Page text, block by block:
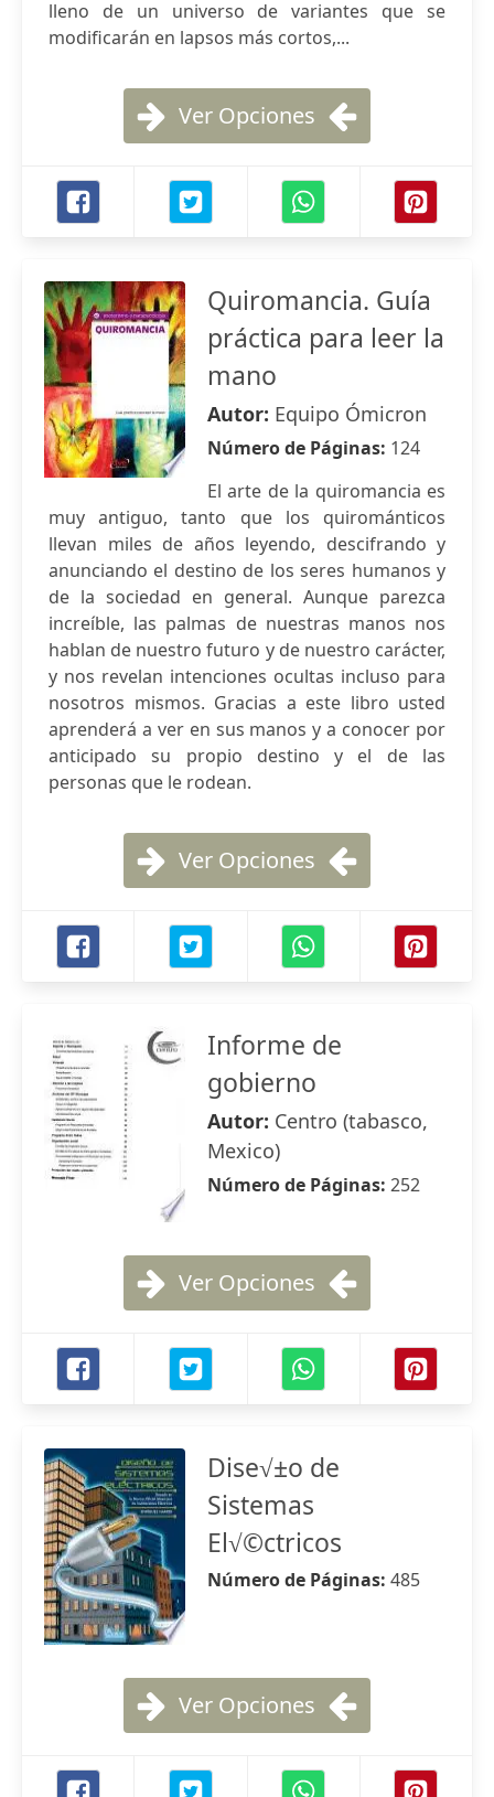
lleno de un universo de variantes que se
modificarán en lapsos más cortos,...
Ver Opciones
Quiromancia. Guía
práctica para leer la
mano
Autor: Equipo Ómicron
Número de Páginas: 124
El arte de la quiromancia es
muy antiguo, tanto que los quirománticos
llevan miles de años leyendo, descifrando y
anunciando el destino de los seres humanos y
de la sociedad en general. Aunque parezca
increíble, las palmas de nuestras manos nos
hablan de nuestro futuro y de nuestro carácter,
y nos revelan intenciones ocultas incluso para
nosotros mismos. Gracias a este libro usted
aprenderá a ver en sus manos y a conocer por
anticipado su propio destino y el de las
personas que le rodean.
Ver Opciones
Informe de
gobierno
Autor: Centro (tabasco,
Mexico)
Número de Páginas: 252
Ver Opciones
Dise√±o de
Sistemas
El√©ctricos
Número de Páginas: 485
Ver Opciones